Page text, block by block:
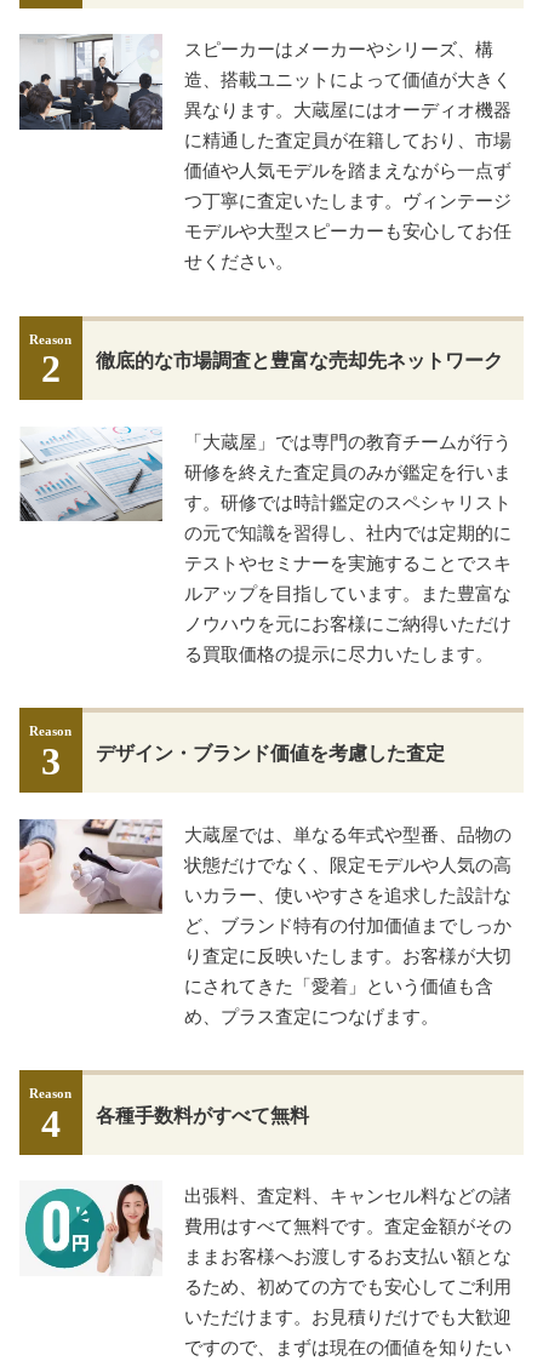
スピーカーはメーカーやシリーズ、構
造、搭載ユニットによって価値が大きく
異なります。大蔵屋にはオーディオ機器
に精通した査定員が在籍しており、市場
価値や人気モデルを踏まえながら一点ず
つ丁寧に査定いたします。ヴィンテージ
モデルや大型スピーカーも安心してお任
せください。
Reason
2 徹底的な市場調査と豊富な売却先ネットワーク
「大蔵屋」では専門の教育チームが行う
研修を終えた査定員のみが鑑定を行いま
す。研修では時計鑑定のスペシャリスト
の元で知識を習得し、社内では定期的に
テストやセミナーを実施することでスキ
ルアップを目指しています。また豊富な
ノウハウを元にお客様にご納得いただけ
る買取価格の提示に尽力いたします。
Reason
3 デザイン・ブランド価値を考慮した査定
大蔵屋では、単なる年式や型番、品物の
状態だけでなく、限定モデルや人気の高
いカラー、使いやすさを追求した設計な
ど、ブランド特有の付加価値までしっか
り査定に反映いたします。お客様が大切
にされてきた「愛着」という価値も含
め、プラス査定につなげます。
Reason
4 各種手数料がすべて無料
出張料、査定料、キャンセル料などの諸
費用はすべて無料です。査定金額がその
ままお客様へお渡しするお支払い額とな
るため、初めての方でも安心してご利用
いただけます。お見積りだけでも大歓迎
ですので、まずは現在の価値を知りたい